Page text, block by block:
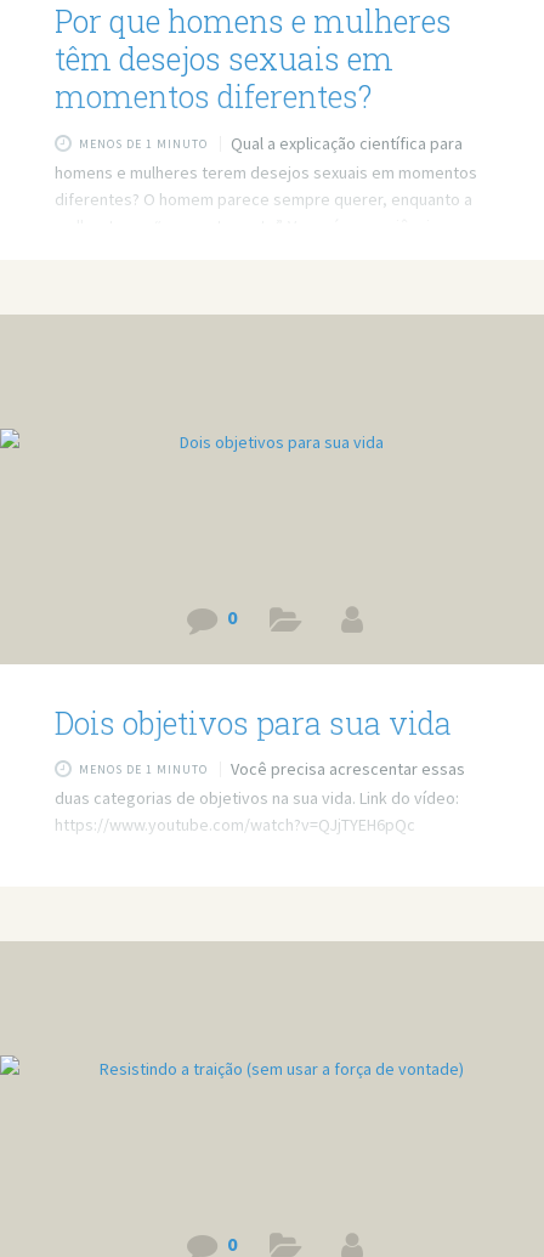
Por que homens e mulheres
têm desejos sexuais em
momentos diferentes?
MENOS DE 1 MINUTO
Qual a explicação científica para
homens e mulheres terem desejos sexuais em momentos
diferentes? O homem parece sempre querer, enquanto a
0
Dois objetivos para sua vida
MENOS DE 1 MINUTO
Você precisa acrescentar essas
duas categorias de objetivos na sua vida. Link do vídeo:
https://www.youtube.com/watch?v=QJjTYEH6pQc
0